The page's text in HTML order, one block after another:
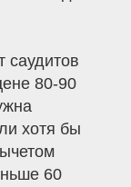
саудитов
80-90
хотя бы
60